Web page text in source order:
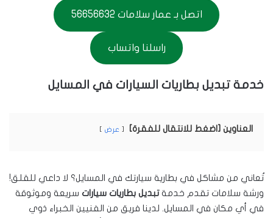
اتصل بـ عمار سلامات 56656632
راسلنا واتساب
خدمة تبديل بطاريات السيارات في المسايل
العناوين [اضغط للانتقال للفقرة] عرض
تُعاني من مشاكل في بطارية سيارتك في المسايل؟ لا داعي للقلق!
ورشة سلامات تقدم خدمةتبديل بطاريات سيارات سريعة وموثوقة
في أي مكان في المسايل. لدينا فريق من الفنيين الخبراء ذوي